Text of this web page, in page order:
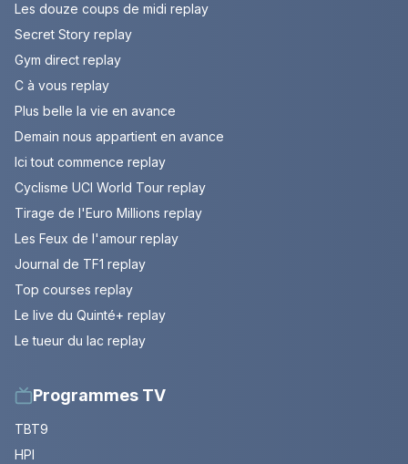
Les douze coups de midi replay
Secret Story replay
Gym direct replay
C à vous replay
Plus belle la vie en avance
Demain nous appartient en avance
Ici tout commence replay
Cyclisme UCI World Tour replay
Tirage de l'Euro Millions replay
Les Feux de l'amour replay
Journal de TF1 replay
Top courses replay
Le live du Quinté+ replay
Le tueur du lac replay
Programmes TV
TBT9
HPI